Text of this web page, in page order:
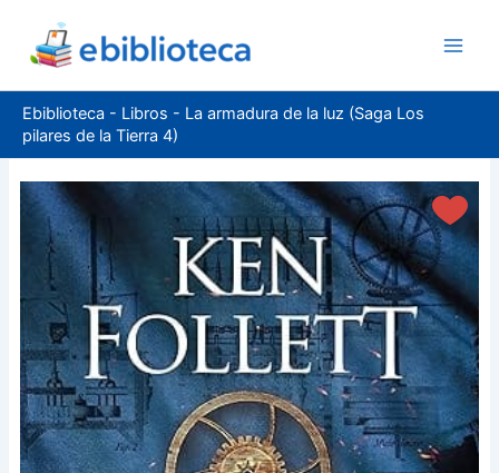
contenido
Ebiblioteca - Libros - La armadura de la luz (Saga Los
pilares de la Tierra 4)